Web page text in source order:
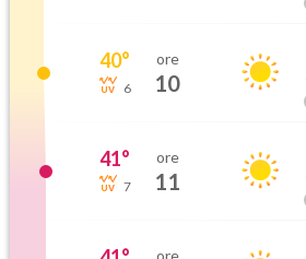
40°
6
ore
10
41°
7
ore
11
ore